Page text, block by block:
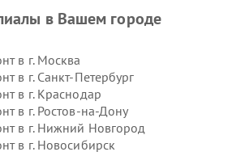
в Вашем городе
в г. Москва
в г. Санкт-Петербург
в г. Краснодар
в г. Ростов-на-Дону
в г. Нижний Новгород
в г. Новосибирск